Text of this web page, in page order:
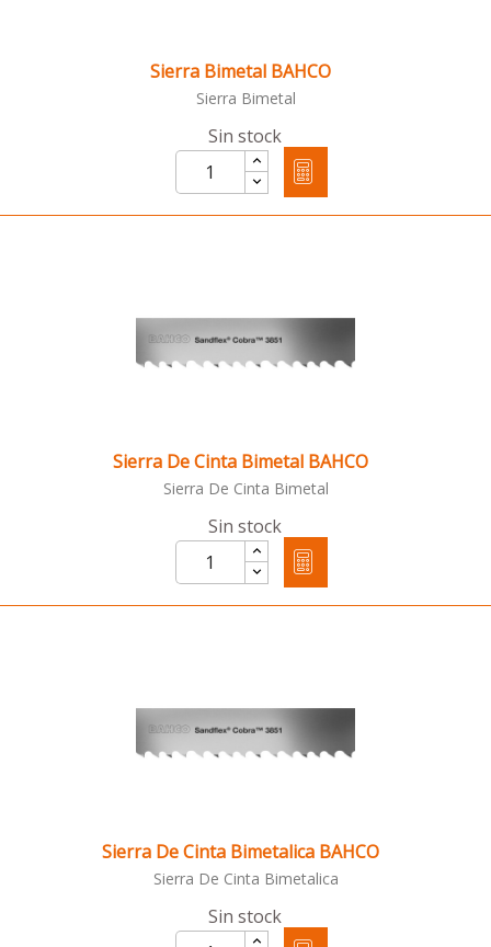
Sierra Bimetal BAHCO
Sierra Bimetal
Sin stock
Sierra De Cinta Bimetal BAHCO
Sierra De Cinta Bimetal
Sin stock
Sierra De Cinta Bimetalica BAHCO
Sierra De Cinta Bimetalica
Sin stock